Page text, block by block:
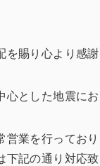
を賜り心より感謝
心とした地震に
営業を行ってお
記の通り対応致